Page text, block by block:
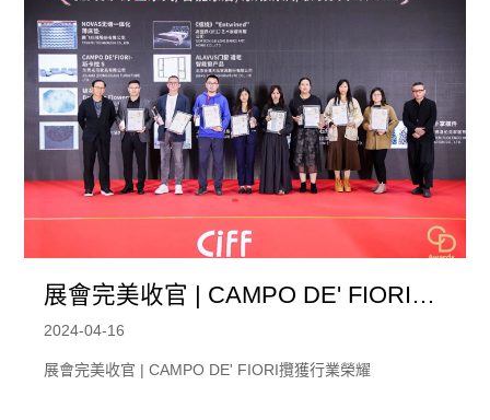
展會完美收官 | CAMPO DE' FIORI攬
獲行業榮耀
2024-04-16
展會完美收官 | CAMPO DE' FIORI攬獲行業榮耀